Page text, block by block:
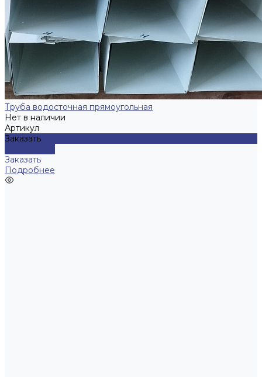
Труба водосточная прямоугольная
Нет в наличии
Артикул
Заказать
Заказать
Подробнее